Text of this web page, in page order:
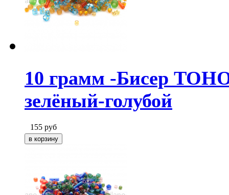
10 грамм -Бисер
зелёный-голубой
155 руб